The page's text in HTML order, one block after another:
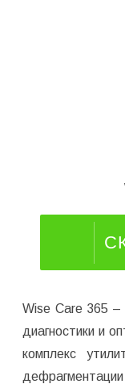
Wise Care 365 –
диагностики и
комплекс